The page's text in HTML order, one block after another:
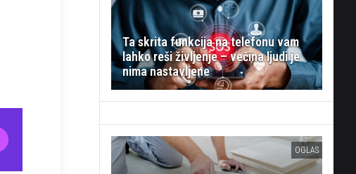
Ta skrita funkcija na telefonu vam
lahko reši življenje – večina ljudi je
nima nastavljene
OGLAS